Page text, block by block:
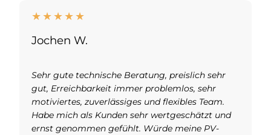
★★★★★
Jochen W.
Sehr gute technische Beratung, preislich sehr
gut, Erreichbarkeit immer problemlos, sehr
motiviertes, zuverlässiges und flexibles Team.
Habe mich als Kunden sehr wertgeschätzt und
ernst genommen gefühlt. Würde meine PV-